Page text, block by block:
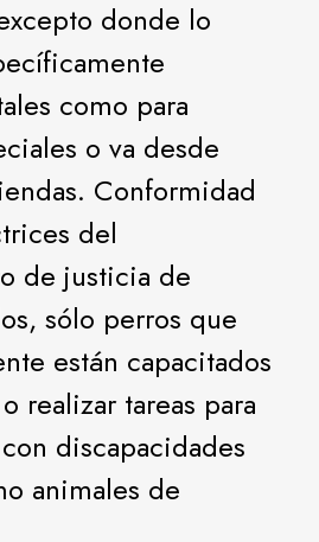
donde lo
como para
o va desde
Conformidad
del
de justicia de
sólo perros que
están capacitados
realizar tareas para
discapacidades
animales de